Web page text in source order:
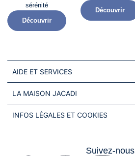
sérénité​
Découvrir
Découvrir
AIDE ET SERVICES
LA MAISON JACADI
INFOS LÉGALES ET COOKIES
Suivez-nous